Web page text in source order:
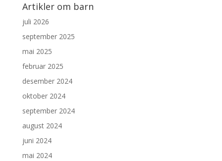
Artikler om barn
juli 2026
september 2025
mai 2025
februar 2025
desember 2024
oktober 2024
september 2024
august 2024
juni 2024
mai 2024